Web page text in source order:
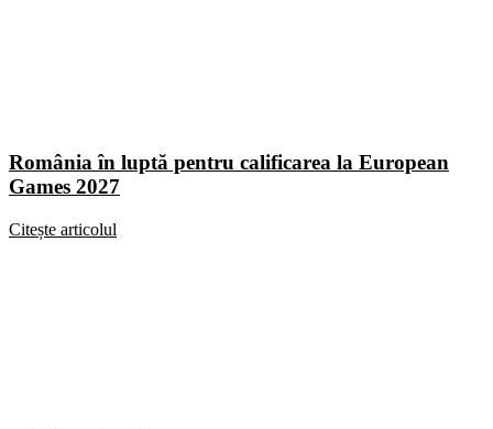
România în luptă pentru calificarea la European
Games 2027
Citește articolul